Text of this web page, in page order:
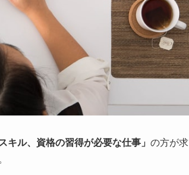
キル、資格の習得が必要な仕事」 の方が求